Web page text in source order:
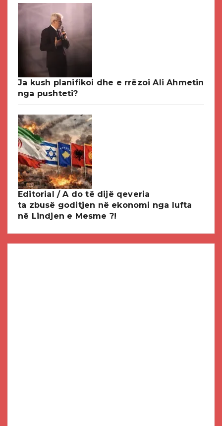
Ja kush planifikoi dhe e rrëzoi Ali Ahmetin
nga pushteti?
Editorial / A do të dijë qeveria
ta zbusë goditjen në ekonomi nga lufta
në Lindjen e Mesme ?!